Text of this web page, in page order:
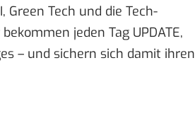
Green Tech und die Tech-
jeden Tag UPDATE,
– und sichern sich damit ihren